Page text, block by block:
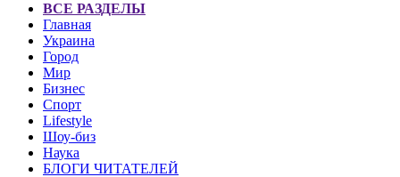
ВСЕ РАЗДЕЛЫ
Главная
Украина
Город
Мир
Бизнес
Спорт
Lifestyle
Шоу-биз
Наука
БЛОГИ ЧИТАТЕЛЕЙ